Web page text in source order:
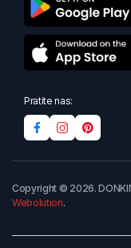
Pratite nas:
Copyright © 2026.
Webolution.